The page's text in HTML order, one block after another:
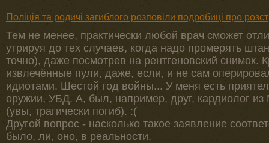
Поліція та родичі загиблого розповіли подробиці про
Тем не менее, практически любой врач сможет
утрируя до тех случаев, когда надо промерять
точно), даже посмотрев на рентгеновский снимок.
извлечённые пули, даже, если, и не сам
идиотами. Шестой год войны... У меня есть
оружии, УБД. А, был, например, друг, кардиолог
(увы, трагически погиб). :(
Другой вопрос - насколько такое заявление
было, ли, оно, в реальности.